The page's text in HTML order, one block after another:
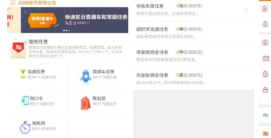
收益满10元即可申请提现至支付宝，预计会在一个工作日内到账
51聚人气APP评测：
简单的电商任务赚钱平台，适合平台闲暇时间做任务赚零花钱，诚信
靠谱提现能到账